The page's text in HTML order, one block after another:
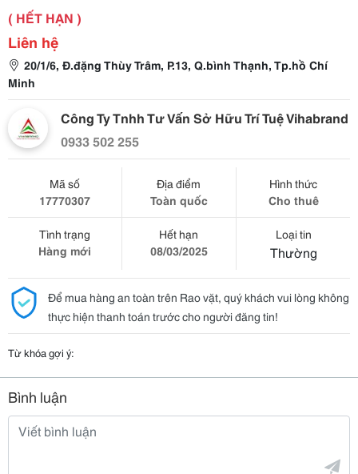
( HẾT HẠN )
Liên hệ
20/1/6, Đ.đặng Thùy Trâm, P.13, Q.bình Thạnh, Tp.hồ Chí
Minh
Công Ty Tnhh Tư Vấn Sở Hữu Trí Tuệ Vihabrand
0933 502 255
Mã số
17770307
Địa điểm
Toàn quốc
Hình thức
Cho thuê
Tình trạng
Hàng mới
Hết hạn
08/03/2025
Loại tin
Thường
Để mua hàng an toàn trên Rao vặt, quý khách vui lòng không
thực hiện thanh toán trước cho người đăng tin!
Từ khóa gợi ý:
Bình luận